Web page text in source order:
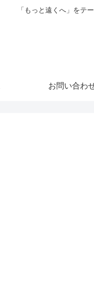
「もっと遠くへ」をテ
お問い合わ